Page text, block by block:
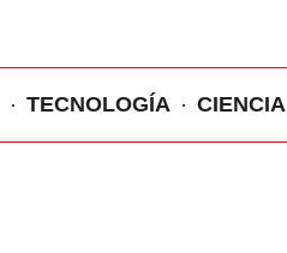
TECNOLOGÍA CIENCIA